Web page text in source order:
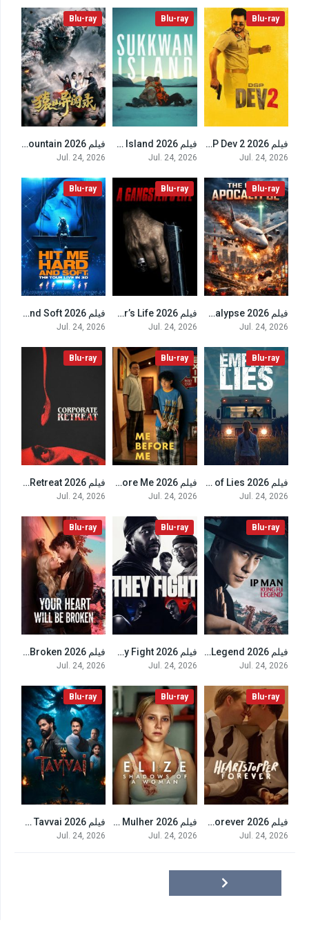
6.9
Blu-ray
فيلم DSP Dev 2 2026 مترجم
Jul. 24, 2026
6.2
Blu-ray
فيلم Sukkwan Island 2026 مترجم
Jul. 24, 2026
4٫5
Blu-ray
فيلم Anecdotes of Ape Mountain 2026 مترجم
Jul. 24, 2026
2.7
Blu-ray
فيلم The Last Apocalypse 2026 مترجم
Jul. 24, 2026
3.6
Blu-ray
فيلم A Gangster’s Life 2026 مترجم
Jul. 24, 2026
7.5
Blu-ray
فيلم Billie Eilish: Hit Me Hard and Soft 2026 مترجم
Jul. 24, 2026
5.3
Blu-ray
فيلم Empire of Lies 2026 مترجم
Jul. 24, 2026
5.1
Blu-ray
فيلم Me Before Me 2026 مترجم
Jul. 24, 2026
3.7
Blu-ray
فيلم Corporate Retreat 2026 مترجم
Jul. 24, 2026
5.9
Blu-ray
فيلم Ip Man: Kung Fu Legend 2026 مترجم
Jul. 24, 2026
4.6
Blu-ray
فيلم They Fight 2026 مترجم
Jul. 24, 2026
4.8
Blu-ray
فيلم Your Heart Will Be Broken 2026 مترجم
Jul. 24, 2026
7
Blu-ray
فيلم Heartstopper Forever 2026 مترجم
Jul. 24, 2026
6
Blu-ray
فيلم Elize: Sombras de uma Mulher 2026 مترجم
Jul. 24, 2026
7.8
Blu-ray
فيلم Tavvai 2026 مترجم
Jul. 24, 2026